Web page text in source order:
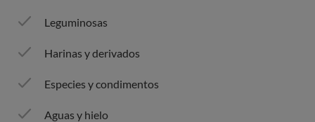
Leguminosas
Harinas y derivados
Especies y condimentos
Aguas y hielo